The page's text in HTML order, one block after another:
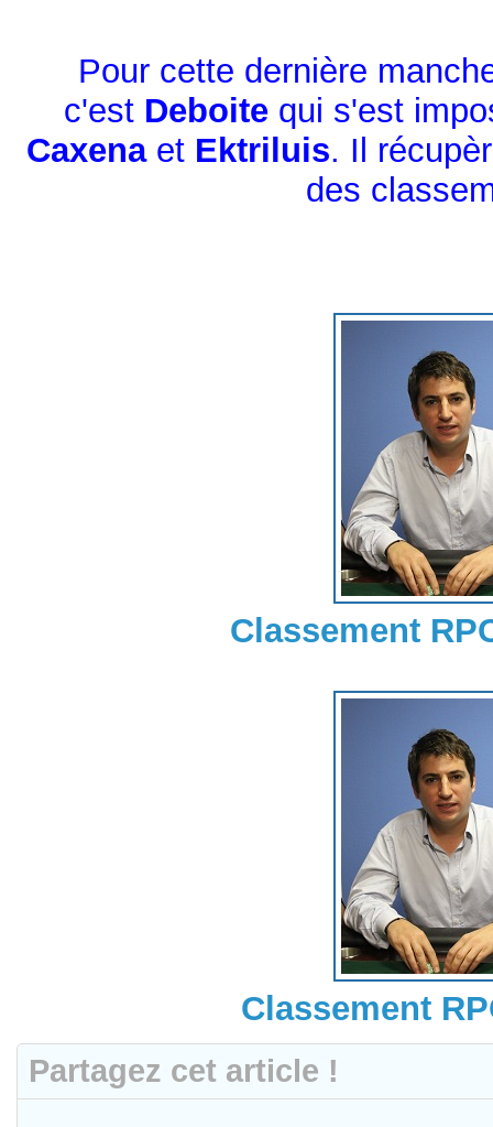
Pour cette dernière
c'est Deboite qui s'est
Caxena et Ektriluis. Il
des
Classement
Classement
Partagez cet article !